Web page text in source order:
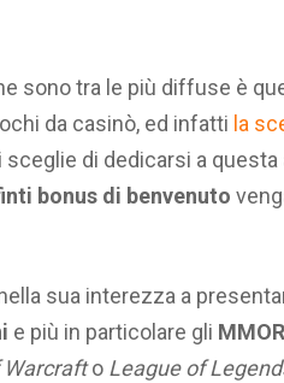
sono tra le più diffuse è
da casinò, ed infatti la
di dedicarsi a questa
bonus di benvenuto
sua interezza a
e più in particolare gli
Warcrafto League of